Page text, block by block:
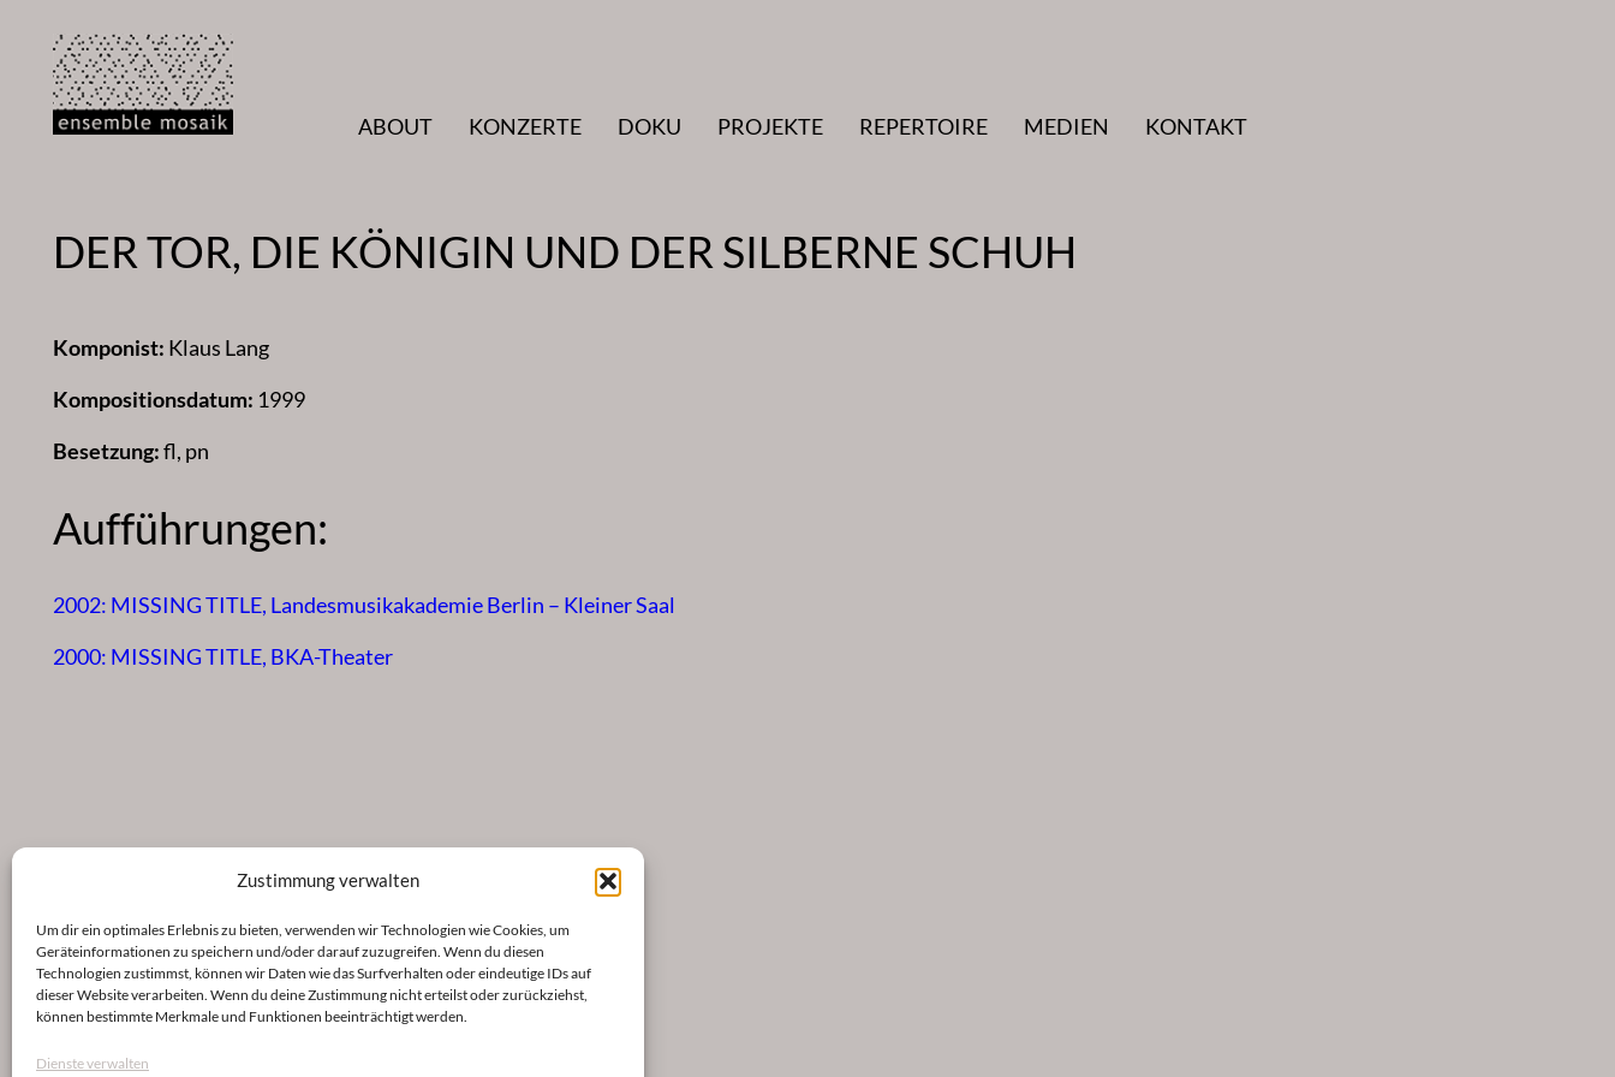
Zustimmung verwalten
Um dir ein optimales Erlebnis zu bieten, verwenden wir Technologien wie Cookies, um
Geräteinformationen zu speichern und/oder darauf zuzugreifen. Wenn du diesen
Technologien zustimmst, können wir Daten wie das Surfverhalten oder eindeutige IDs auf
dieser Website verarbeiten. Wenn du deine Zustimmung nicht erteilst oder zurückziehst,
können bestimmte Merkmale und Funktionen beeinträchtigt werden.
Dienste verwalten
Inhalt
springen
ABOUT
KONZERTE DOKU PROJEKTE REPERTOIRE MEDIEN KONTAKT
DER TOR, DIE KÖNIGIN UND DER SILBERNE SCHUH
Komponist: Klaus Lang
Kompositionsdatum: 1999
Besetzung:fl, pn
Aufführungen:
2002: MISSING TITLE, Landesmusikakademie Berlin – Kleiner Saal
2000: MISSING TITLE, BKA-Theater